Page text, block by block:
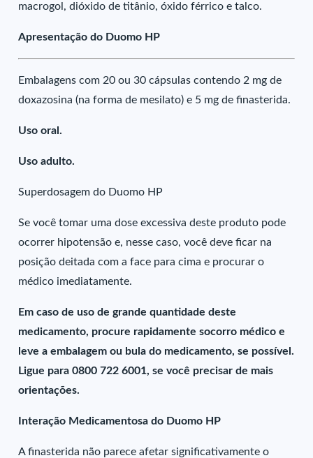
macrogol, dióxido de titânio, óxido férrico e talco.
Apresentação do Duomo HP
Embalagens com 20 ou 30 cápsulas contendo 2 mg de
doxazosina (na forma de mesilato) e 5 mg de finasterida.
Uso oral.
Uso adulto.
Superdosagem do Duomo HP
Se você tomar uma dose excessiva deste produto pode
ocorrer hipotensão e, nesse caso, você deve ficar na
posição deitada com a face para cima e procurar o
médico imediatamente.
Em caso de uso de grande quantidade deste
medicamento, procure rapidamente socorro médico e
leve a embalagem ou bula do medicamento, se possível.
Ligue para 0800 722 6001, se você precisar de mais
orientações.
Interação Medicamentosa do Duomo HP
A finasterida não parece afetar significativamente o